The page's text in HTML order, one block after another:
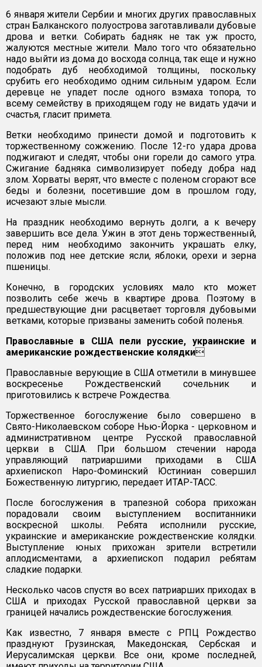
6 января жители Сербии и многих других православных
стран Балканского полуострова заготавливали дубовые
дрова и ветки. Собирать бадняк не так уж просто,
жалуются местные жители. Мало того что обязательно
надо выйти из дома до восхода солнца, так еще и нужно
подобрать дуб необходимой толщины, поскольку
срубить его необходимо одним сильным ударом. Если
деревце не упадет после одного взмаха топора, то
всему семейству в приходящем году не видать удачи и
счастья, гласит примета.
Ветки необходимо принести домой и подготовить к
торжественному сожжению. После 12-го удара дрова
поджигают и следят, чтобы они горели до самого утра.
Сжигание бадняка символизирует победу добра над
злом. Хорваты верят, что вместе с поленом сгорают все
беды и болезни, посетившие дом в прошлом году,
исчезают злые мысли.
На праздник необходимо вернуть долги, а к вечеру
завершить все дела. Ужин в этот день торжественный,
перед ним необходимо закончить украшать елку,
положив под нее детские ясли, яблоки, орехи и зерна
пшеницы.
Конечно, в городских условиях мало кто может
позволить себе жечь в квартире дрова. Поэтому в
предшествующие дни расцветает торговля дубовыми
ветками, которые призваны заменить собой поленья.
Православные в США пели русские, украинские и
американские рождественские колядки
Православные верующие в США отметили в минувшее
воскресенье Рождественский сочельник и
приготовились к встрече Рождества.
Торжественное богослужение было совершено в
Свято-Николаевском соборе Нью-Йорка - церковном и
административном центре Русской православной
церкви в США. При большом стечении народа
управляющий патриаршими приходами в США
архиепископ Наро-Фоминский Юстиниан совершил
Божественную литургию, передает ИТАР-ТАСС.
После богослужения в трапезной собора прихожан
порадовали своим выступлением воспитанники
воскресной школы. Ребята исполнили русские,
украинские и американские рождественские колядки.
Выступление юных прихожан зрители встретили
аплодисментами, а архиепископ подарил ребятам
сладкие подарки.
Несколько часов спустя во всех патриарших приходах в
США и приходах Русской православной церкви за
границей начались рождественские богослужения.
Как известно, 7 января вместе с РПЦ Рождество
празднуют Грузинская, Македонская, Сербская и
Иерусалимская церкви. Все они, кроме последней,